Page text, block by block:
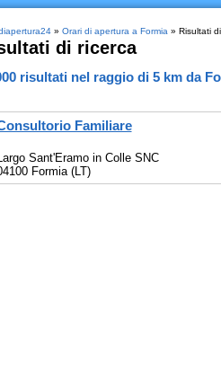
» Orari di apertura a Formia » Risultati
di ricerca
risultati nel raggio di 5 kmda
Familiare
Sant'Eramo in Colle SNC
Formia (LT)